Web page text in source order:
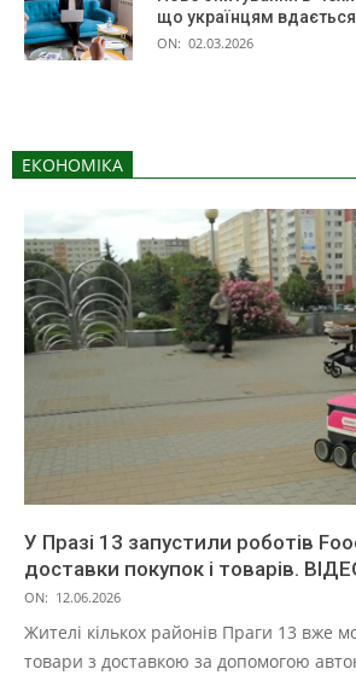
що українцям вдається
ON: 02.03.2026
ЕКОНОМІКА
У Празі 13 запустили роботів
доставки покупок і товарів.
ON: 12.06.2026
Жителі кількох районів Праги 13 вже
товари з доставкою за допомогою